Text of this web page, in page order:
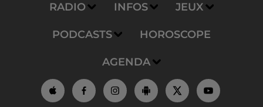
RADIO INFOS JEUX
PODCASTS HOROSCOPE
AGENDA